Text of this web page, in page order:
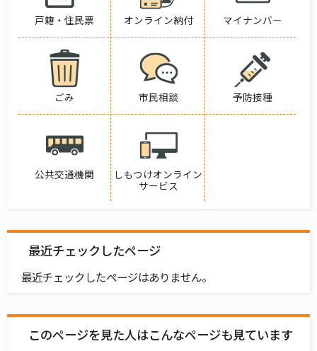
戸籍・住民票 オンライン納付 マイナンバー
ごみ 市民相談 予防接種
公共交通機関
しもつけオンライン
サービス
最近チェックしたページ
最近チェックしたページはありません。
このページを見た人はこんなページも見ています